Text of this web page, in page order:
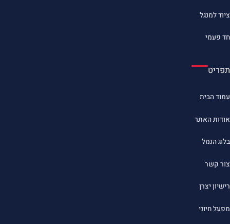
ציוד למנגל
חד פעמי
תפריט
עמוד הבית
אודות האתר
בלוג הנמל
צור קשר
רישיון יצרן
מפעל חיוני